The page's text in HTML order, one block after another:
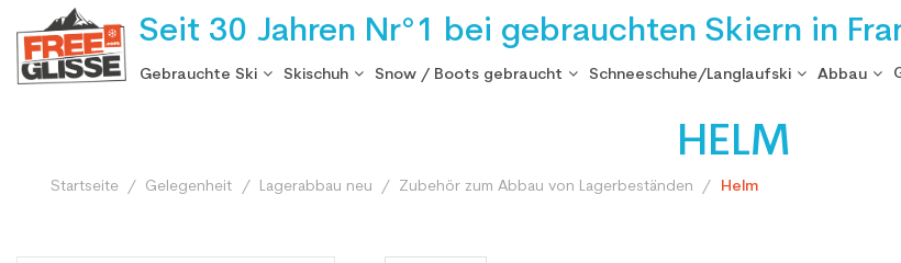
Seit 30 Jahren Nr°1 bei gebrauchten Skiern in
Gebrauchte Ski Skischuh Snow / Boots gebraucht Schneeschuhe/Langlaufski Abbau
HELM
Startseite Gelegenheit Lagerabbau neu Zubehör zum Abbau von Lagerbeständen Helm